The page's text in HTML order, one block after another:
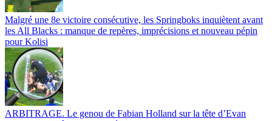
Malgré une 8e victoire consécutive, les Springboks inquiètent avant
les All Blacks : manque de repères, imprécisions et nouveau pépin
pour Kolisi
ARBITRAGE. Le genou de Fabian Holland sur la tête d’Evan